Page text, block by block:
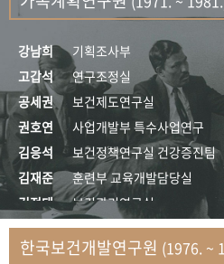
간행물 변천사
기록물 아카이브
사진 아카이브 문서 기록물
50+1주년 기념
성과 50선 숫자로 보는 50년
세계와 함께 한 KIHASA
강남희
기획조사부
고갑석
연구조정실
공세권
보건제도연구실
권호연
사업개발부 특수사업연구
김응석
보건정책연구실 건강증진팀
김재준
훈련부 교육개발담당실
김정태
보건관리연구실
김지자
연구부 사회개발담당실
김태룡
조사평가부 연구과
한국보건개발연구원 (1976. ~